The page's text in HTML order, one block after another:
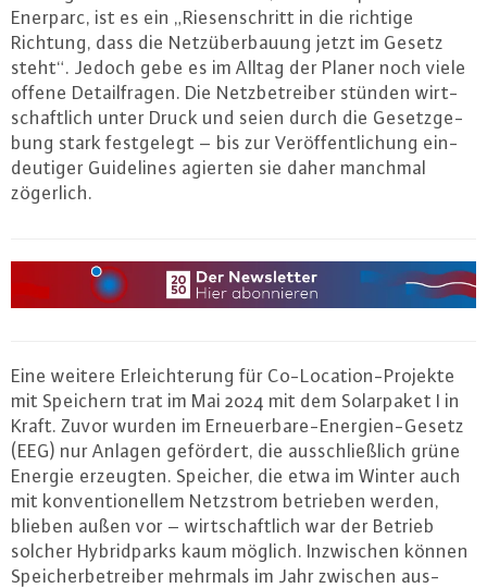
Enerparc, ist es ein „Rie­sen­schritt in die richtige
Richtung, dass die Netz­über­bau­ung jetzt im Gesetz
steht“. Jedoch gebe es im Alltag der Planer noch viele
offene De­tail­fra­gen. Die Netz­be­trei­ber stünden wirt­
schaft­lich unter Druck und seien durch die Ge­setz­ge­
bung stark fest­ge­legt – bis zur Ver­öf­fent­li­chung ein­
deu­ti­ger Gui­de­li­nes agierten sie daher manchmal
zögerlich.
Eine weitere Er­leich­te­rung für Co-Lo­ca­ti­on-Pro­jek­te
mit Speichern trat im Mai 2024 mit dem So­lar­pa­ket I in
Kraft. Zuvor wurden im Er­neu­er­ba­re-En­er­gi­en-Ge­setz
(EEG) nur Anlagen gefördert, die aus­schließ­lich grüne
Energie erzeugten. Speicher, die etwa im Winter auch
mit kon­ven­tio­nel­lem Netzstrom betrieben werden,
blieben außen vor – wirt­schaft­lich war der Betrieb
solcher Hy­brid­parks kaum möglich. In­zwi­schen können
Spei­cher­be­trei­ber mehrmals im Jahr zwischen aus­